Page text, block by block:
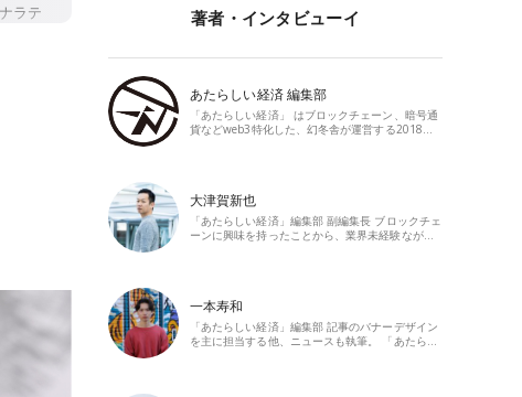
著者・インタビューイ
あたらしい経済 編集部
「あたらしい経済」 はブロックチェーン、暗号通
貨などweb3特化した、幻冬舎が運営する2018…
大津賀新也
「あたらしい経済」編集部 副編集長 ブロックチェ
ーンに興味を持ったことから、業界未経験なが…
一本寿和
「あたらしい経済」編集部 記事のバナーデザイン
を主に担当する他、ニュースも執筆。 「あたら…